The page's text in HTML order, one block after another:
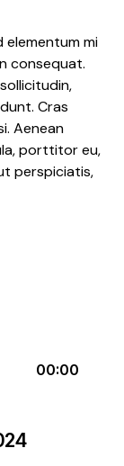
elementum mi
consequat.
Cras
Aenean
porttitor eu,
perspiciatis,
00:00